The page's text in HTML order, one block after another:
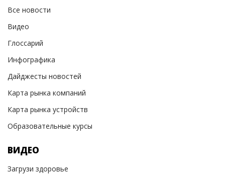
Все новости
Видео
Глоссарий
Инфографика
Дайджесты новостей
Карта рынка компаний
Карта рынка устройств
Образовательные курсы
ВИДЕО
Загрузи здоровье